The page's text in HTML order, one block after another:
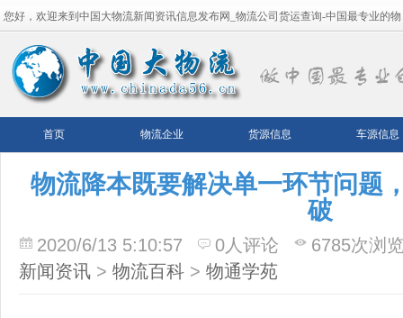
您好，欢迎来到中国大物流新闻资讯信息发布网_物流公司货运查询-中国最专业的物
流平台！
首页 物流企业 货源信息 车源信息
物流降本既要解决单一环节问题
破
2020/6/13 5:10:57 0人评论
6785次浏
新闻资讯 > 物流百科 > 物通学苑